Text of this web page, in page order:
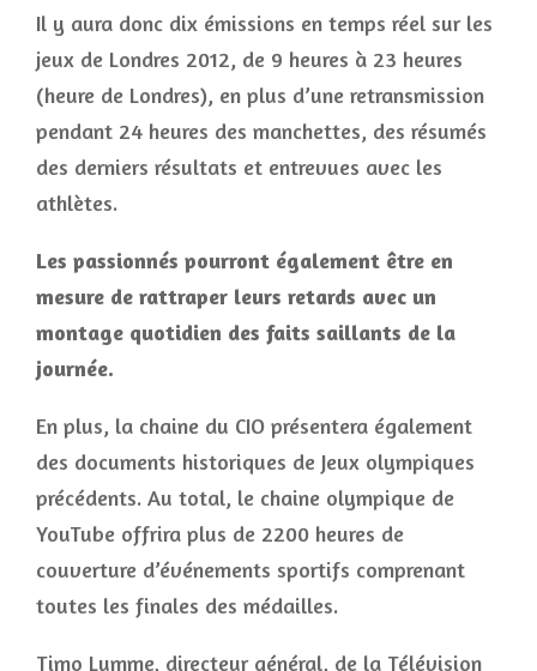
Il y aura donc dix émissions en temps réel sur les
jeux de Londres 2012, de 9 heures à 23 heures
(heure de Londres), en plus d’une retransmission
pendant 24 heures des manchettes, des résumés
des derniers résultats et entrevues avec les
athlètes.
Les passionnés pourront également être en
mesure de rattraper leurs retards avec un
montage quotidien des faits saillants de la
journée.
En plus, la chaine du CIO présentera également
des documents historiques de Jeux olympiques
précédents. Au total, le chaine olympique de
YouTube offrira plus de 2200 heures de
couverture d’événements sportifs comprenant
toutes les finales des médailles.
Timo Lumme, directeur général, de la Télévision